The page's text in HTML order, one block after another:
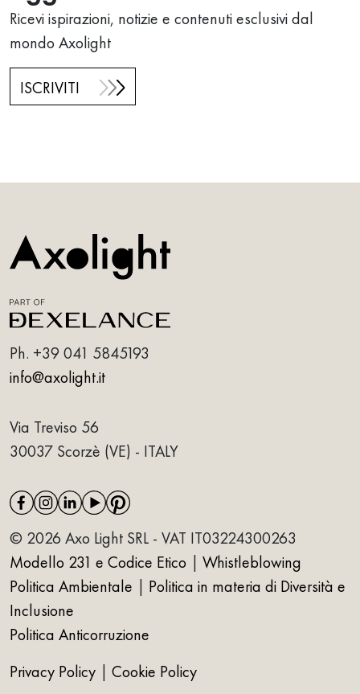
Ricevi ispirazioni, notizie e contenuti esclusivi dal
mondo Axolight
ISCRIVITI
Ph. +39 041 5845193
info@axolight.it
Via Treviso 56
30037 Scorzè (VE) - ITALY
© 2026 Axo Light SRL - VAT IT03224300263
Modello 231 e Codice Etico | Whistleblowing
Politica Ambientale | Politica in materia di Diversità e
Inclusione
Politica Anticorruzione
Privacy Policy | Cookie Policy